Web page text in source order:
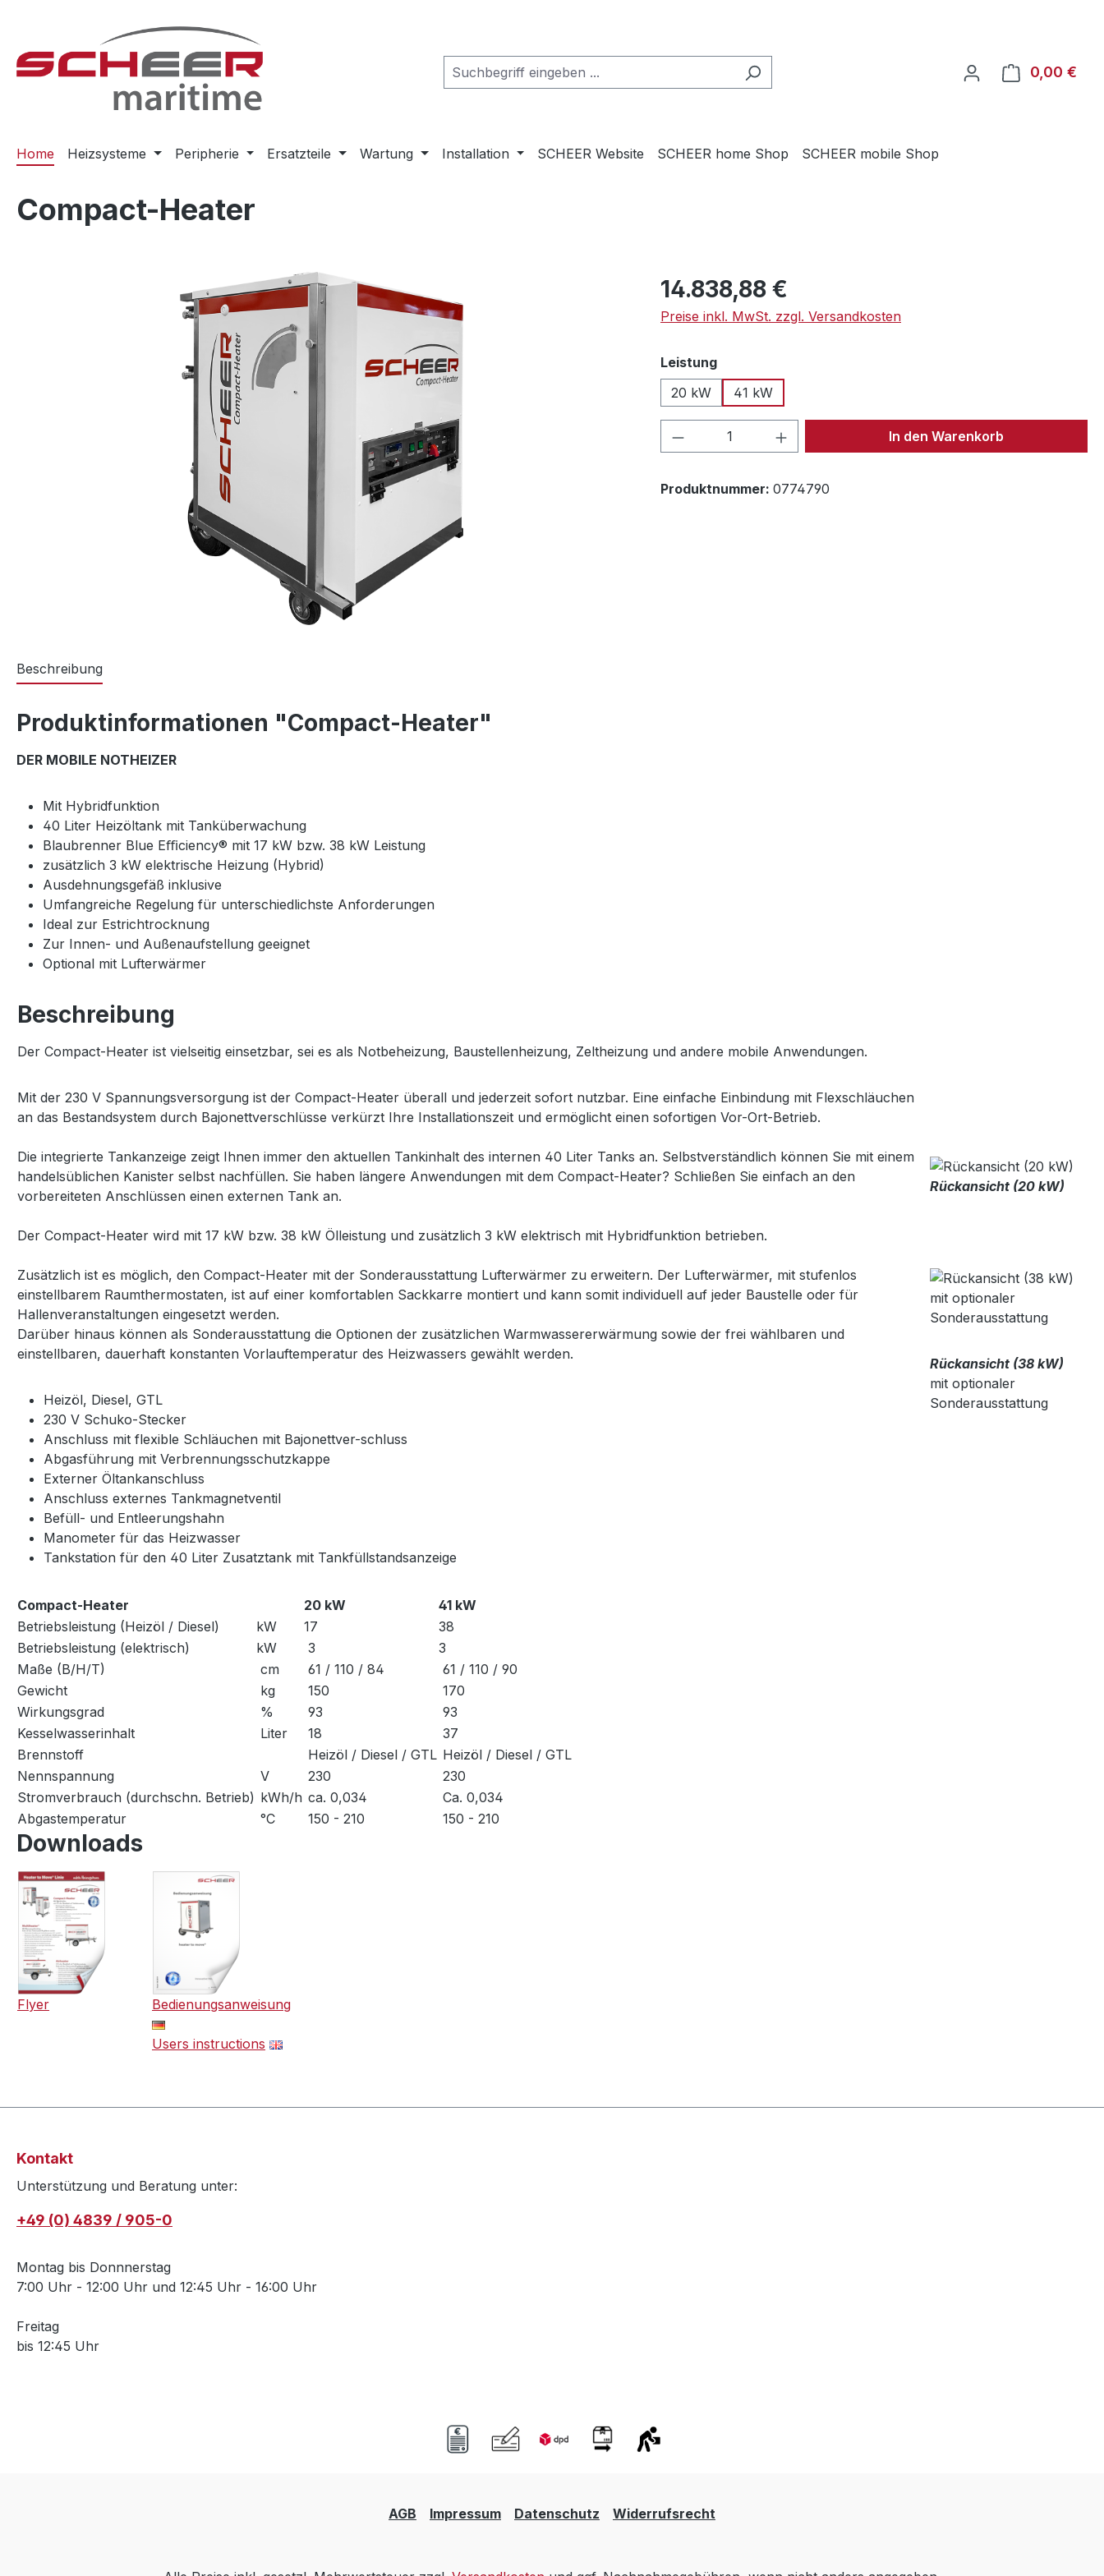
0,00 €
Home Heizsysteme Peripherie Ersatzteile Wartung Installation SCHEER Website SCHEER home Shop SCHEER mobile Shop
Compact-Heater
Regulärer Preis:
14.838,88 €
Preise inkl. MwSt. zzgl. Versandkosten
Leistungauswählen
20 kW
41 kW
Produkt Anzahl: Gib den gewünschten Wert
In den Warenkorb
Produktnummer: 0774790
Beschreibung
Produktinformationen "Compact-Heater"
DER MOBILE NOTHEIZER
Mit Hybridfunktion
40 Liter Heizöltank mit Tanküberwachung
Blaubrenner Blue Eﬃciency® mit 17 kW bzw. 38 kW Leistung
zusätzlich 3 kW elektrische Heizung (Hybrid)
Ausdehnungsgefäß inklusive
Umfangreiche Regelung für unterschiedlichste Anforderungen
Ideal zur Estrichtrocknung
Zur Innen- und Außenaufstellung geeignet
Optional mit Lufterwärmer
Beschreibung
Der Compact-Heater ist vielseitig einsetzbar, sei es als Notbeheizung, Baustellenheizung, Zeltheizung und andere mobile Anwendungen.
Mit der 230 V Spannungsversorgung ist der Compact-Heater überall und jederzeit sofort nutzbar. Eine einfache Einbindung mit Flexschläuchen
an das Bestandsystem durch Bajonettverschlüsse verkürzt Ihre Installationszeit und ermöglicht einen sofortigen Vor-Ort-Betrieb.
Die integrierte Tankanzeige zeigt Ihnen immer den aktuellen Tankinhalt des internen 40 Liter Tanks an. Selbstverständlich können Sie mit einem
handelsüblichen Kanister selbst nachfüllen. Sie haben längere Anwendungen mit dem Compact-Heater? Schließen Sie einfach an den
vorbereiteten Anschlüssen einen externen Tank an.
Der Compact-Heater wird mit 17 kW bzw. 38 kW Ölleistung und zusätzlich 3 kW elektrisch mit Hybridfunktion betrieben.
Zusätzlich ist es möglich, den Compact-Heater mit der Sonderausstattung Lufterwärmer zu erweitern. Der Lufterwärmer, mit stufenlos
einstellbarem Raumthermostaten, ist auf einer komfortablen Sackkarre montiert und kann somit individuell auf jeder Baustelle oder für
Hallenveranstaltungen eingesetzt werden.
Darüber hinaus können als Sonderausstattung die Optionen der zusätzlichen Warmwassererwärmung sowie der frei wählbaren und
einstellbaren, dauerhaft konstanten Vorlauftemperatur des Heizwassers gewählt werden.
Heizöl, Diesel, GTL
230 V Schuko-Stecker
Anschluss mit flexible Schläuchen mit Bajonettver-schluss
Abgasführung mit Verbrennungsschutzkappe
Externer Öltankanschluss
Anschluss externes Tankmagnetventil
Befüll- und Entleerungshahn
Manometer für das Heizwasser
Tankstation für den 40 Liter Zusatztank mit Tankfüllstandsanzeige
Rückansicht (20 kW)
Rückansicht (38 kW)
mit optionaler
Sonderausstattung
Compact-Heater 20 kW
41 kW
Betriebsleistung (Heizöl / Diesel)
kW 17
38
Betriebsleistung (elektrisch)
kW 3
3
Maße (B/H/T)
cm 61 / 110 / 84
61 / 110 / 90
Gewicht
kg 150
170
Wirkungsgrad
% 93
93
Kesselwasserinhalt
Liter 18
37
Brennstoff
Heizöl / Diesel / GTL Heizöl / Diesel / GTL
Nennspannung
V 230
230
Stromverbrauch (durchschn. Betrieb) kWh/h ca. 0,034
Ca. 0,034
Abgastemperatur
°C 150 - 210 150 - 210
Downloads
Flyer Bedienungsanweisung
Users instructions
Kontakt
Unterstützung und Beratung unter:
+49 (0) 4839 / 905-0
Montag bis Donnnerstag
7:00 Uhr - 12:00 Uhr und 12:45 Uhr - 16:00 Uhr
Freitag
bis 12:45 Uhr
AGB Impressum Datenschutz Widerrufsrecht